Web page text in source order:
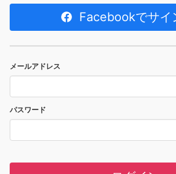
Facebookでサイ
メールアドレス
パスワード